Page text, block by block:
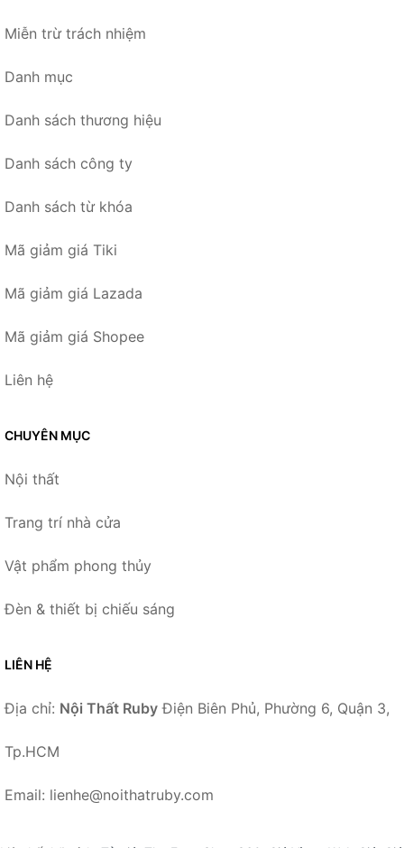
Miễn trừ trách nhiệm
Danh mục
Danh sách thương hiệu
Danh sách công ty
Danh sách từ khóa
Mã giảm giá Tiki
Mã giảm giá Lazada
Mã giảm giá Shopee
Liên hệ
CHUYÊN MỤC
Nội thất
Trang trí nhà cửa
Vật phẩm phong thủy
Đèn & thiết bị chiếu sáng
LIÊN HỆ
Địa chỉ: Nội Thất Ruby Điện Biên Phủ, Phường 6, Quận 3,
Tp.HCM
Email: lienhe@noithatruby.com